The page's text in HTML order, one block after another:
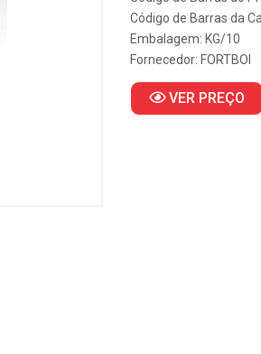
Código de Barras da
Embalagem: KG/10
Fornecedor: FORTBOI
VER PREÇO